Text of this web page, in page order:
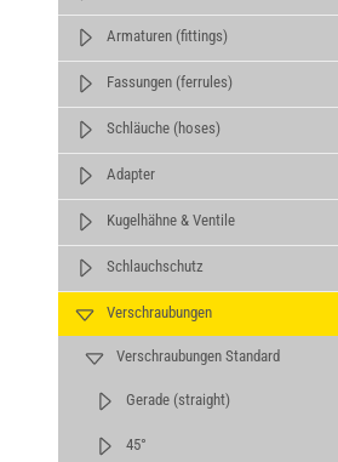
Armaturen (fittings)
Fassungen (ferrules)
Schläuche (hoses)
Adapter
Kugelhähne & Ventile
Schlauchschutz
Verschraubungen
Verschraubungen Standard
Gerade (straight)
45°